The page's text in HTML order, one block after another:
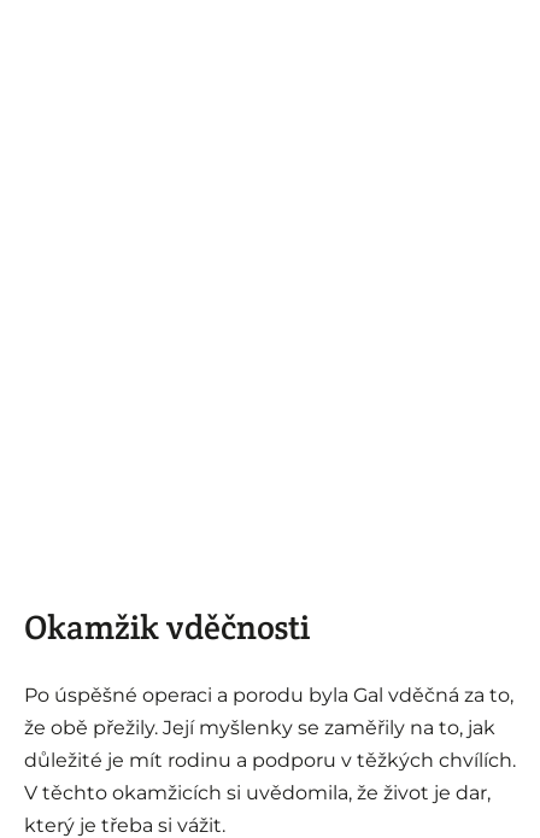
Okamžik vděčnosti
Po úspěšné operaci a porodu byla Gal vděčná za to,
že obě přežily. Její myšlenky se zaměřily na to, jak
důležité je mít rodinu a podporu v těžkých chvílích.
V těchto okamžicích si uvědomila, že život je dar,
který je třeba si vážit.